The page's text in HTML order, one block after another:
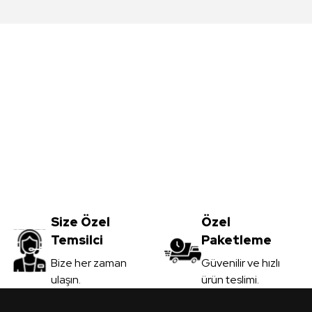
Gönder
3.450,00TL
KDV Dahil
Sipariş Ver
Size Özel
Temsilci
Bize her zaman
ulaşın.
Özel
Paketleme
Güvenilir ve hızlı
ürün teslimi.